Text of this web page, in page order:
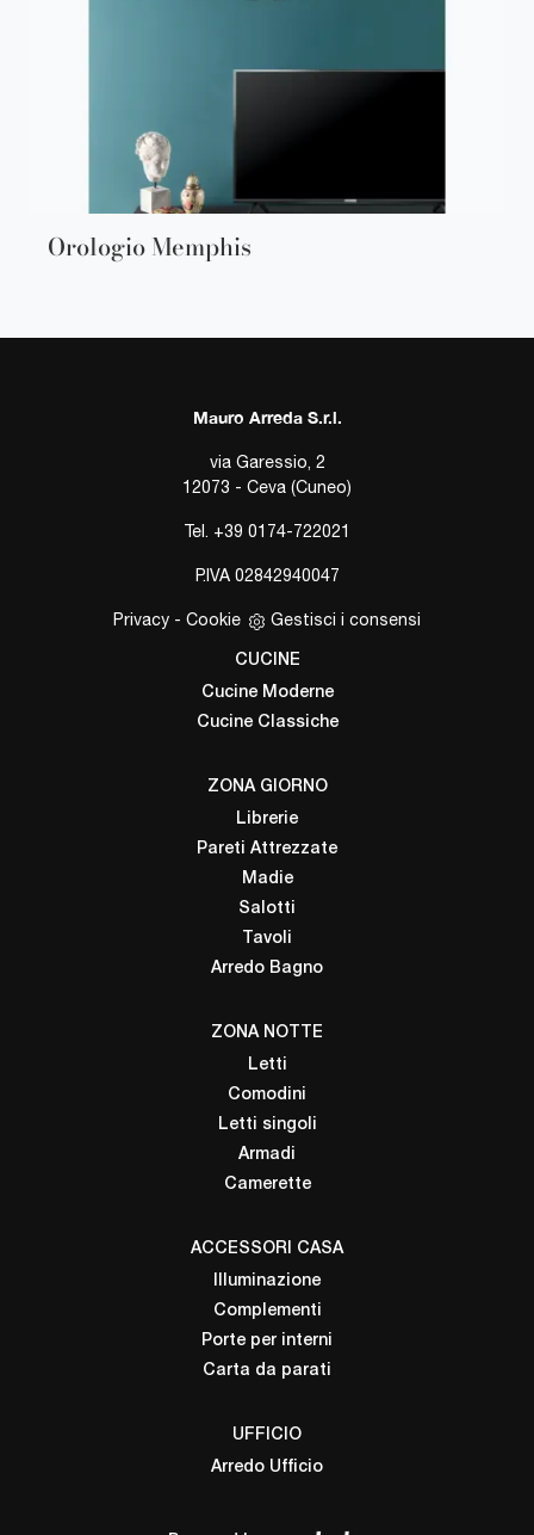
Orologio Memphis
Mauro Arreda S.r.l.
via Garessio, 2
12073 - Ceva (Cuneo)
Tel. +39 0174-722021
P.IVA 02842940047
Privacy - Cookie Gestisci i consensi
CUCINE
Cucine Moderne
Cucine Classiche
ZONA GIORNO
Librerie
Pareti Attrezzate
Madie
Salotti
Tavoli
Arredo Bagno
ZONA NOTTE
Letti
Comodini
Letti singoli
Armadi
Camerette
ACCESSORI CASA
Illuminazione
Complementi
Porte per interni
Carta da parati
UFFICIO
Arredo Ufficio